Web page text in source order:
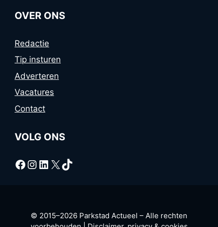
OVER ONS
Redactie
Tip insturen
Adverteren
Vacatures
Contact
VOLG ONS
Facebook
Instagram
LinkedIn
X TikTok
© 2015–2026 Parkstad Actueel – Alle rechten